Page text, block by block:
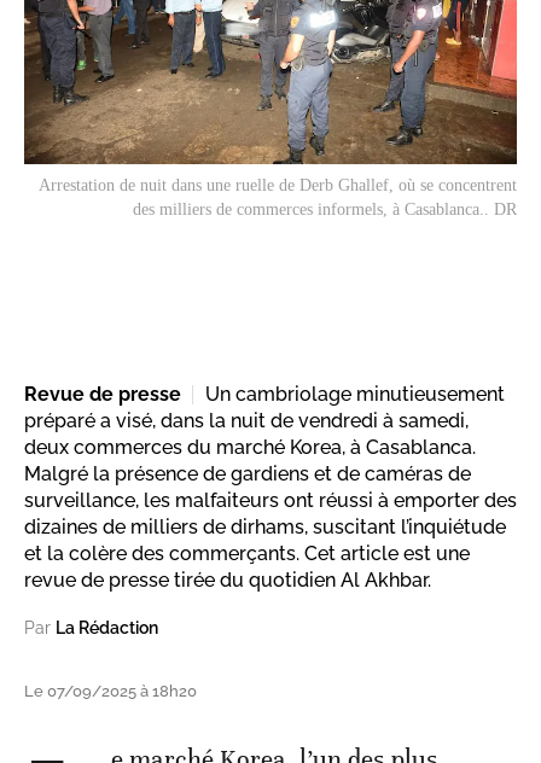
Arrestation de nuit dans une ruelle de Derb Ghallef, où se concentrent
des milliers de commerces informels, à Casablanca.. DR
Revue de presse
Un cambriolage minutieusement
préparé a visé, dans la nuit de vendredi à samedi,
deux commerces du marché Korea, à Casablanca.
Malgré la présence de gardiens et de caméras de
surveillance, les malfaiteurs ont réussi à emporter des
dizaines de milliers de dirhams, suscitant l’inquiétude
et la colère des commerçants. Cet article est une
revue de presse tirée du quotidien Al Akhbar.
Par La Rédaction
Le 07/09/2025 à 18h20